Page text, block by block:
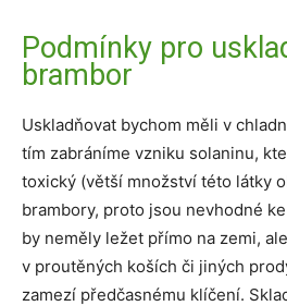
Podmínky pro
brambor
Uskladňovat bychom měli v
tím zabráníme vzniku solaninu,
toxický (větší množství této látky
brambory, proto jsou nevhodné
by neměly ležet přímo na zemi,
v proutěných koších či jiných
zamezí předčasnému klíčení.